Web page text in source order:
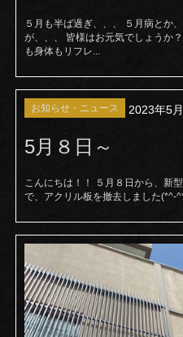
５月も半ば過ぎ、、、 ５月病とか
が、、、 皆様はお元気でしょうか
も身体もリフレ...
お知らせ・ニュース 2023年5
5月８日～
こんにちは！！ ５月８日から、新
で、アクリル板を撤去しました(*^-